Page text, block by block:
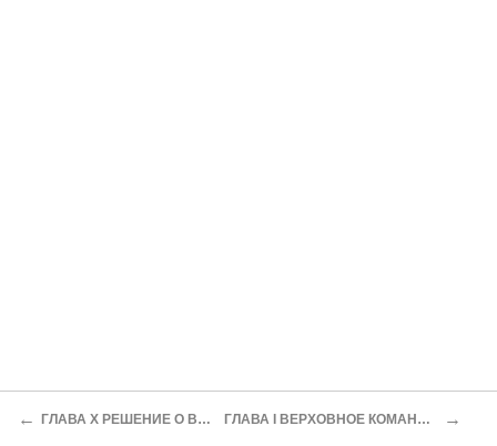
← ГЛАВА Х РЕШЕНИЕ О ВОЙНЕ ПРОТИВ США, АНГЛИИ И ГОЛЛАНДИИ ГЛАВА I ВЕРХОВНОЕ КОМАНДОВАНИЕ ЯПОНИИ И ОРГАНЫ РУКОВОДСТВА ВОЙНОЙ →